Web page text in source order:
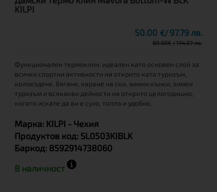
KILPI
50.00 € 97.79 лв.
89.00€ 174.07 лв.
Функционален термоклин, идеален като основен слой за
всички спортни активности на открито като туризъм,
колоездене, бягане, каране на ски, зимни кънки, зимен
туризъм и всякакви дейности на открито целогодишно,
когато искате да ви е сухо, топло и удобно.
Марка: KILPI - Чехия
Продуктов код: SL0503KIBLK
Баркод: 8592914738060
В наличност